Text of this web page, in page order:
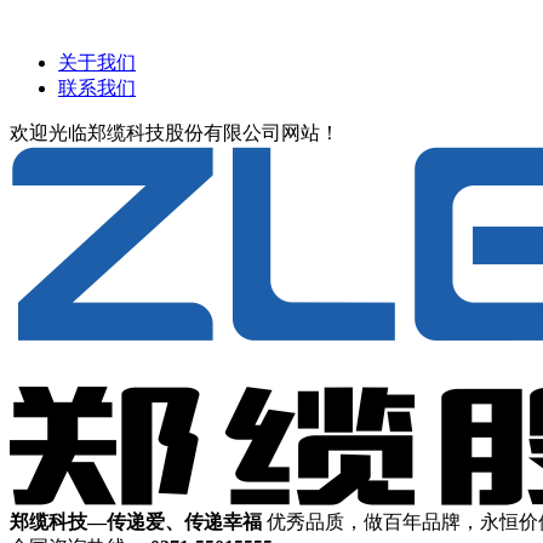
关于我们
联系我们
欢迎光临郑缆科技股份有限公司网站！
郑缆科技—传递爱、传递幸福 优秀品质，做百年品牌，永恒价